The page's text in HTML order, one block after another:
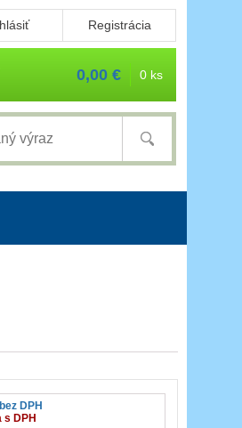
Registrácia
0,00 € 0 ks
DPH
s DPH